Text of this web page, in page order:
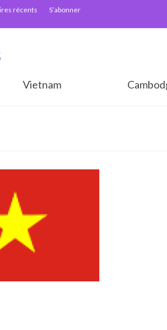
récents S’abonner
Vietnam